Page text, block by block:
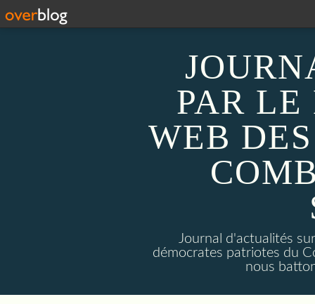
PAR
WEB
Journal d'actualités
démocrates patriotes du
nous